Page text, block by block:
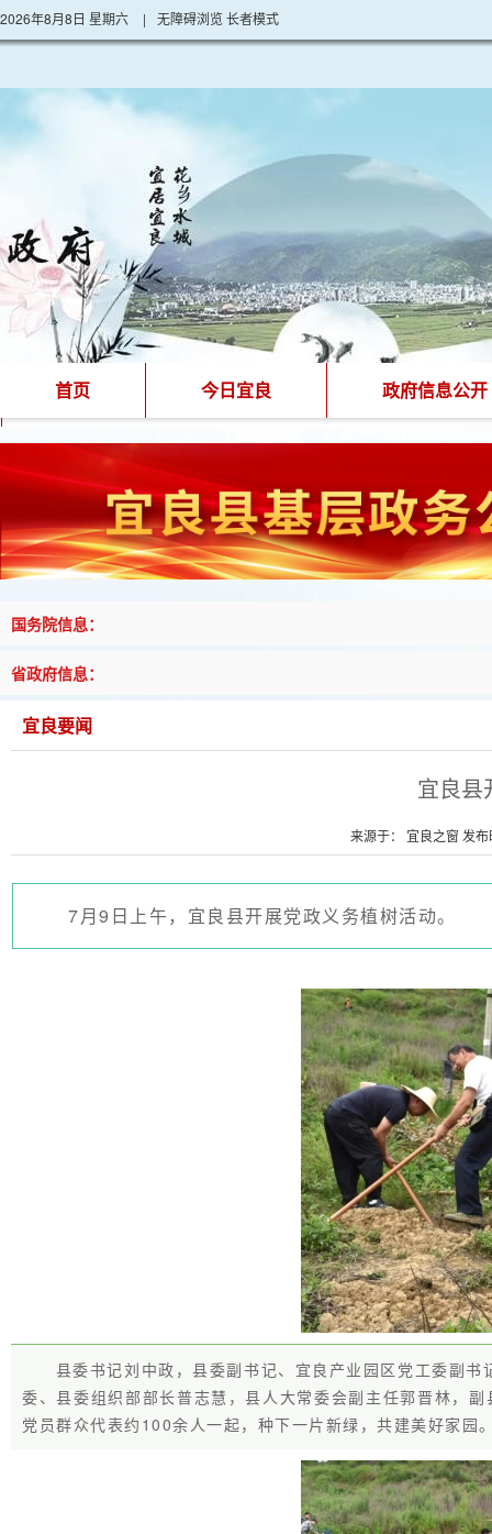
2026年8月8日 星期六 | 无障碍浏览长者模式
首页 今日宜良 政府信息公开
国务院信息：
省政府信息：
宜良要闻
宜良县
来源于： 宜良之窗 发
7月9日上午，宜良县开展党政义务植树活动。
县委书记刘中政，县委副书记、宜良产业园区党工委副
委、县委组织部部长普志慧，县人大常委会副主任郭晋林，
党员群众代表约100余人一起，种下一片新绿，共建美好家园